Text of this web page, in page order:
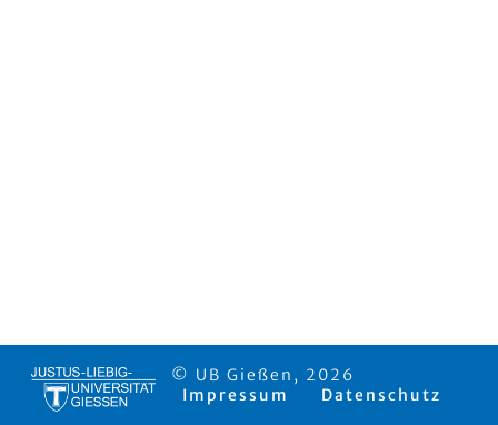
© UB Gießen, 2026
Impressum
Datenschutz